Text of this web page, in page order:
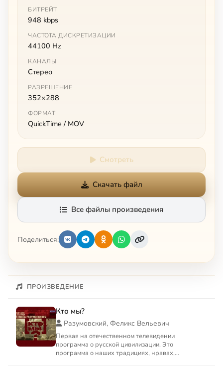
БИТРЕЙТ
948 kbps
ЧАСТОТА ДИСКРЕТИЗАЦИИ
44100 Hz
КАНАЛЫ
Стерео
РАЗРЕШЕНИЕ
352×288
ФОРМАТ
QuickTime / MOV
Смотреть
Скачать файл
Все файлы произведения
Поделиться:
ПРОИЗВЕДЕНИЕ
Кто мы?
Разумовский, Феликс Вельевич
Первая на отечественном телевидении
программа о русской цивилизации. Это
программа о наших традициях, нравах,